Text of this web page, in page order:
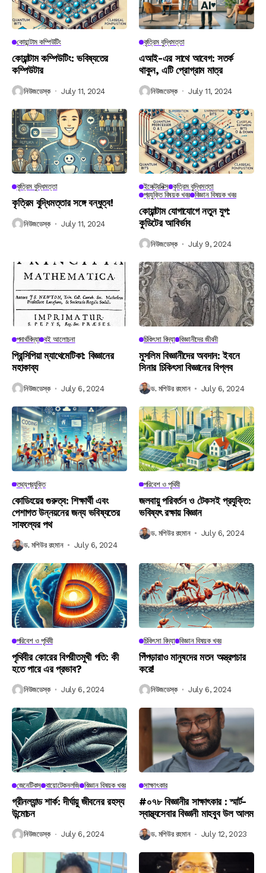
কোয়ান্টাম কম্পিউটিং
কোয়ান্টাম কম্পিউটিং: ভবিষ্যতের
কম্পিউটার
নিউজডেস্ক July 11, 2024
কৃত্রিম বুদ্ধিমত্তা
এআই-এর সাথে আবেগ: সতর্ক
থাকুন, এটি প্রোগ্রাম মাত্র
নিউজডেস্ক July 11, 2024
কৃত্রিম বুদ্ধিমত্তা
কৃত্রিম বুদ্ধিমত্তার সঙ্গে বন্ধুত্ব!
নিউজডেস্ক July 11, 2024
ইলেক্ট্রনিক্স কৃত্রিম বুদ্ধিমত্তা
প্রযুক্তি বিষয়ক খবর বিজ্ঞান বিষয়ক খবর
কোয়ান্টাম যোগাযোগে নতুন যুগ:
কুডিটের আবির্ভাব
নিউজডেস্ক July 9, 2024
পদার্থবিদ্যা বই আলোচনা
প্রিন্সিপিয়া ম্যাথেমেটিকা: বিজ্ঞানের
মহাকাব্য
নিউজডেস্ক July 6, 2024
চিকিৎসা বিদ্যা বিজ্ঞানীদের জীবনী
মুসলিম বিজ্ঞানীদের অবদান: ইবনে
সিনার চিকিৎসা বিজ্ঞানের বিপ্লব
ড. মশিউর রহমান July 6, 2024
তথ্যপ্রযুক্তি
কোডিংয়ের গুরুত্ব: শিক্ষার্থী এবং
পেশাগত উন্নয়নের জন্য ভবিষ্যতের
সাফল্যের পথ
ড. মশিউর রহমান July 6, 2024
পরিবেশ ও পৃথিবী
জলবায়ু পরিবর্তন ও টেকসই প্রযুক্তি:
ভবিষ্যৎ রক্ষায় বিজ্ঞান
ড. মশিউর রহমান July 6, 2024
পরিবেশ ও পৃথিবী
পৃথিবীর কোরের বিপরীতমুখী গতি: কী
হতে পারে এর প্রভাব?
নিউজডেস্ক July 6, 2024
চিকিৎসা বিদ্যা বিজ্ঞান বিষয়ক খবর
পিঁপড়ারাও মানুষদের মতন অস্ত্রপচার
করে!
নিউজডেস্ক July 6, 2024
জেনেটিকস বায়োটেকনলজি বিজ্ঞান বিষয়ক খবর
গ্রীনল্যান্ড শার্ক: দীর্ঘায়ু জীবনের রহস্য
উন্মোচন
নিউজডেস্ক July 6, 2024
সাক্ষাৎকার
#০৭৮ বিজ্ঞানীর সাক্ষাৎকার : স্মার্ট-
স্বাস্থ্যসেবার বিজ্ঞানী মাহবুব উল আলম
ড. মশিউর রহমান July 12, 2023